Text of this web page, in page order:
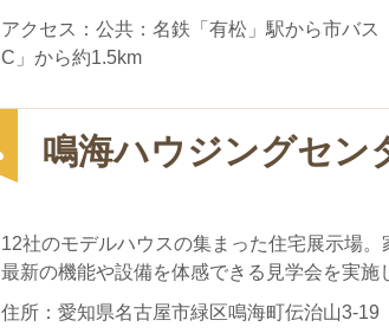
アクセス：公共：名鉄「有松」駅から市バ
C」から約1.5km
鳴海ハウジングセン
12社のモデルハウスの集まった住宅展示場
最新の機能や設備を体感できる見学会を実施
住所：愛知県名古屋市緑区鳴海町伝治山3-19